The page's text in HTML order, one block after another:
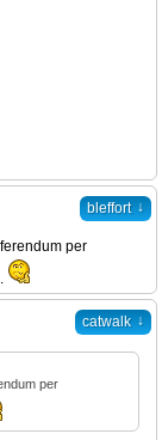
bleffort ↓
per
catwalk ↓
per